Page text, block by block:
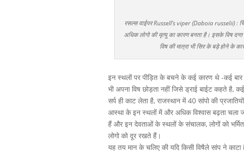
रसल्स वाईपर Russell’s viper (Daboia russelii) :
अधिक लोगो की मृत्यु का कारण बनता है। इसके विष
विष की मात्रा भी सिर के बड़े होने
इन स्थलों पर पीड़ित के बचने के कई कारण थे -कई बार
भी अपना विष छोड़ता नहीं जिसे ड्राई बाईट कहते है,
सर्प ही काट लेता है, राजस्थान में 40 सांपो की
आस्था के इन स्थलों में और अधिक विश्वास बढ़ता चला
हैं और इन देवताओं के स्थलों के संचालक, लोगों को
लोगो को दूर रखते हैं।
यह तय मान के चलिए की यदि किसी विषैले सांप ने